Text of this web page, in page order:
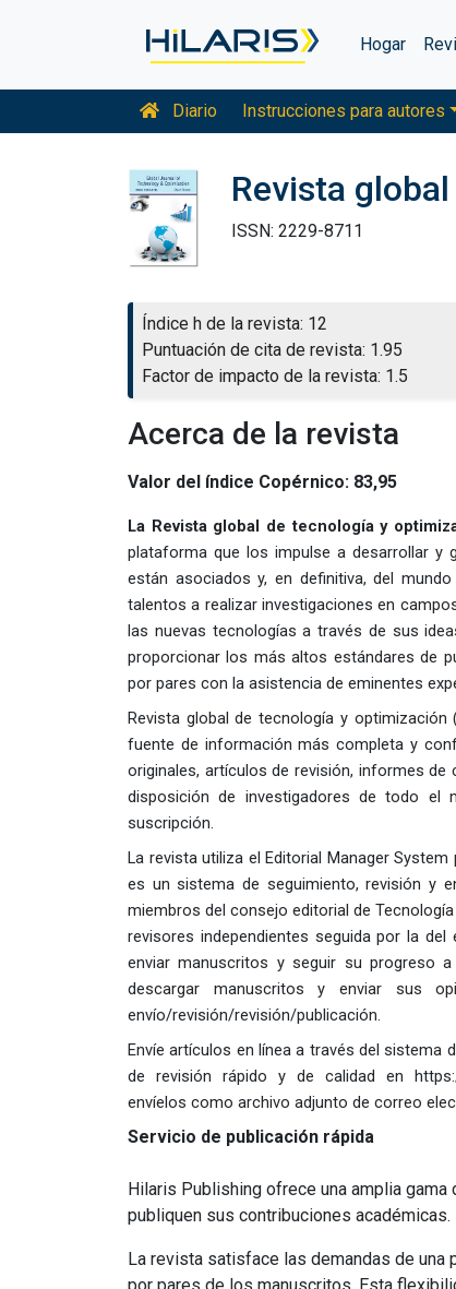
Hogar
Diario Instrucciones para autores
Revista
ISSN: 2229-8711
Índice h de la revista: 12
Puntuación de cita de revista: 1.95
Factor de impacto de la revista: 1.5
Acerca de la revista
Valor del índice Copérnico: 83,95
La Revista global de tecnología y
plataforma que los impulse a desarrollar y
están asociados y, en definitiva, del
talentos a realizar investigaciones en
las nuevas tecnologías a través de sus
proporcionar los más altos estándares de
por pares con la asistencia de eminentes
Revista global de tecnología y
fuente de información más completa y
originales, artículos de revisión, informes
disposición de investigadores de todo
suscripción.
La revista utiliza el Editorial Manager
es un sistema de seguimiento, revisión y
miembros del consejo editorial de
revisores independientes seguida por la
enviar manuscritos y seguir su progreso
descargar manuscritos y enviar sus
envío/revisión/revisión/publicación.
Envíe artículos en línea a través del sistema
de revisión rápido y de calidad en https://
envíelos como archivo adjunto de correo
Servicio de publicación rápida
Hilaris Publishing ofrece una amplia
publiquen sus contribuciones académicas.
La revista satisface las demandas de una
por pares de los manuscritos. Esta